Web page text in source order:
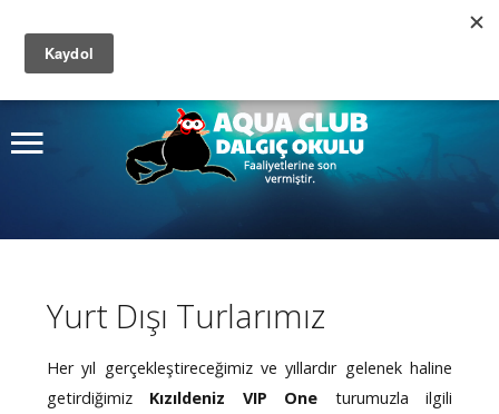
Fotoğraf Albümü
İletişim
Ara
Yurt Dışı Turlarımız
Her yıl gerçekleştireceğimiz ve yıllardır gelenek haline
getirdiğimiz Kızıldeniz VIP One turumuzla ilgili